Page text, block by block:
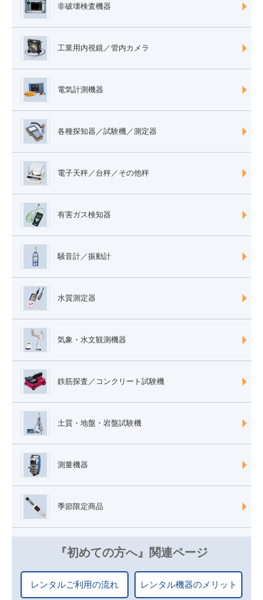
非破壊検査機器
工業用内視鏡／管内カメラ
電気計測機器
各種探知器／試験機／測定器
電子天秤／台秤／その他秤
有害ガス検知器
騒音計／振動計
水質測定器
気象・水文観測機器
鉄筋探査／コンクリート試験機
土質・地盤・岩盤試験機
測量機器
季節限定商品
『初めての方へ』関連ページ
レンタルご利用の流れ レンタル機器のメリット